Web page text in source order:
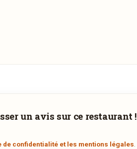
un avis sur ce restaurant !
de confidentialité et les mentions légales